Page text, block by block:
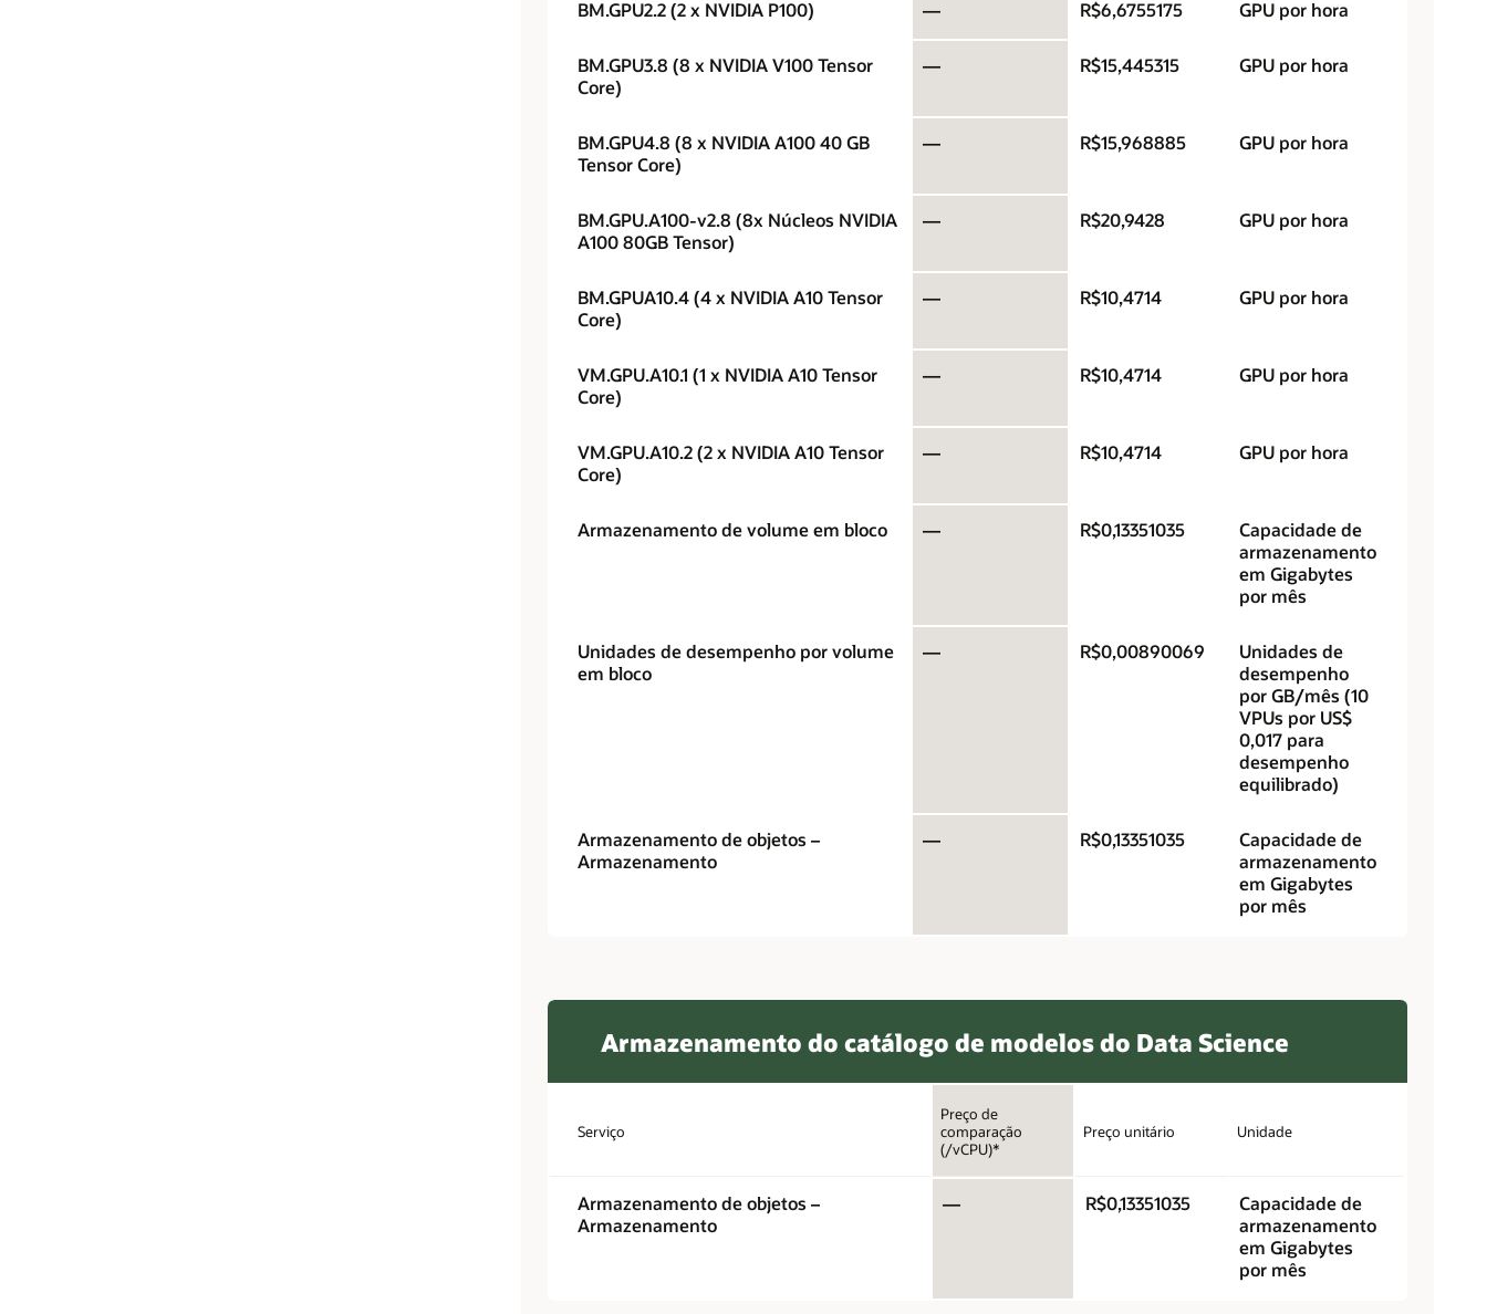
BM.GPU2.2 (2 x NVIDIA P100) — R$6,6755175 GPU por hora
BM.GPU3.8 (8 x NVIDIA V100 Tensor
Core)
— R$15,445315 GPU por hora
BM.GPU4.8 (8 x NVIDIA A100 40 GB
Tensor Core)
— R$15,968885 GPU por hora
BM.GPU.A100-v2.8 (8x Núcleos NVIDIA
A100 80GB Tensor)
— R$20,9428 GPU por hora
BM.GPUA10.4 (4 x NVIDIA A10 Tensor
Core)
— R$10,4714 GPU por hora
VM.GPU.A10.1 (1 x NVIDIA A10 Tensor
Core)
— R$10,4714 GPU por hora
VM.GPU.A10.2 (2 x NVIDIA A10 Tensor
Core)
— R$10,4714 GPU por hora
Armazenamento de volume em bloco — R$0,13351035
Capacidade de
armazenamento
em Gigabytes
por mês
Unidades de desempenho por volume
em bloco
— R$0,00890069
Unidades de
desempenho
por GB/mês (10
VPUs por US$
0,017 para
desempenho
equilibrado)
Armazenamento de objetos –
Armazenamento
— R$0,13351035
Capacidade de
armazenamento
em Gigabytes
por mês
Armazenamento do catálogo de modelos do Data Science
Serviço
Preço de
comparação
(/vCPU)*
Preço unitário Unidade
Armazenamento de objetos –
Armazenamento
— R$0,13351035
Capacidade de
armazenamento
em Gigabytes
por mês